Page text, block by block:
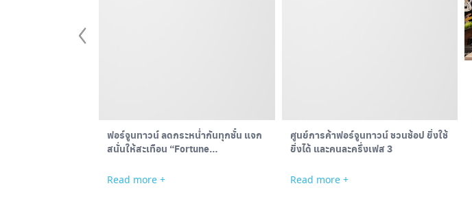
ฟอร์จูนทาวน์ ลดกระหน่ำกันทุกชั้น แจก
สนั่นให้สะเทือน “Fortune…
Read more +
ศูนย์การค้าฟอร์จูนทาวน์ ชวนช้อป ยิ่งใช้
ยิ่งได้ และคนละครึ่งเฟส 3
Read more +